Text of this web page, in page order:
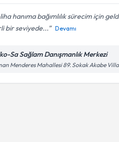
hanıma bağımlılık sürecim için
bir seviyede...
Devamı
Sa Sağlam Danışmanlık Merkezi
Menderes Mahallesi 89. Sokak Akabe